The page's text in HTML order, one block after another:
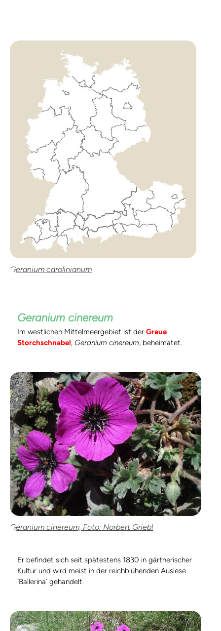
Geranium carolinianum
Geranium cinereum
Im westlichen Mittelmeergebiet ist der Graue
Storchschnabel, Geranium cinereum, beheimatet.
Geranium cinereum, Foto: Norbert Griebl
Er befindet sich seit spätestens 1830 in gärtnerischer
Kultur und wird meist in der reichblühenden Auslese
`Ballerina´ gehandelt.